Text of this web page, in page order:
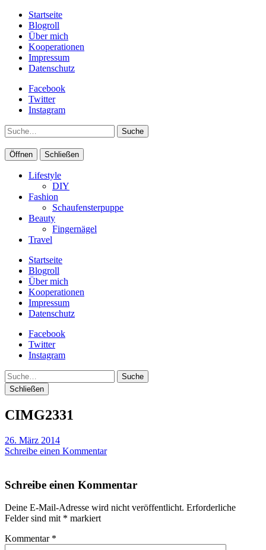
Startseite
Blogroll
Über mich
Kooperationen
Impressum
Datenschutz
Facebook
Twitter
Instagram
Suche
Öffnen Schließen
Lifestyle
DIY
Fashion
Schaufensterpuppe
Beauty
Fingernägel
Travel
Startseite
Blogroll
Über mich
Kooperationen
Impressum
Datenschutz
Facebook
Twitter
Instagram
Suche
Schließen
CIMG2331
26. März 2014
Schreibe einen Kommentar
Schreibe einen Kommentar
Deine E-Mail-Adresse wird nicht veröffentlicht. Erforderliche
Felder sind mit * markiert
Kommentar *